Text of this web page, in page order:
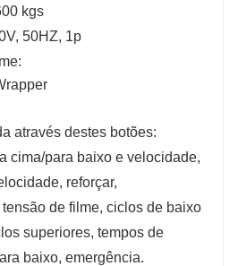
kgs
50HZ, 1p
através destes botões:
cima/para baixo e velocidade,
reforçar,
de filme, ciclos de baixo
superiores, tempos de
baixo, emergência.